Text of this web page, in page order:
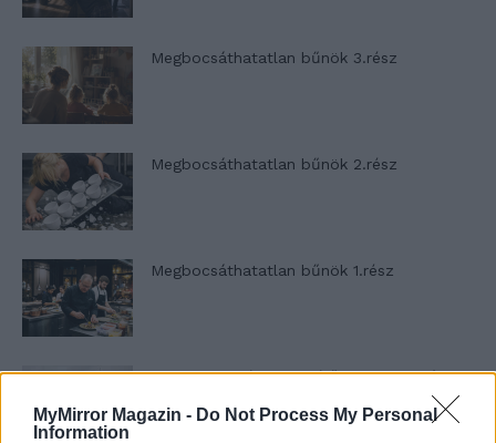
MyMirror Magazin - Do Not Process My Personal
Information
Megbocsáthatatlan bűnök 3.rész
Megbocsáthatatlan bűnök 2.rész
Megbocsáthatatlan bűnök 1.rész
Szent Genovéva, a túlélő Franciaország